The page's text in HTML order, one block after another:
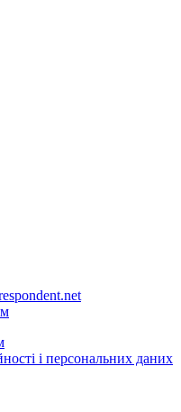
і персональних даних